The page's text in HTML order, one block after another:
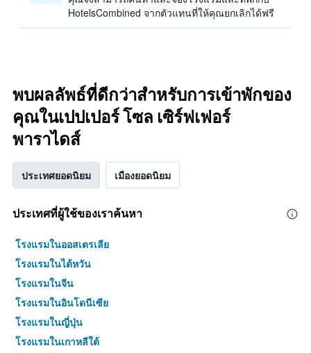
HotelsCombined จากตัวแทนที่ให้คุณยกเลิกได้ฟรี
พบผลลัพธ์ที่ดีกว่าสำหรับการเข้าพักของ
คุณในเปปเปอร์ โซล เซิร์ฟเฟอร์
พาราไดส์
ประเทศยอดนิยม เมืองยอดนิยม
ประเทศที่ผู้ใช้ของเราค้นหา
โรงแรมในออสเตรเลีย
โรงแรมในไต้หวัน
โรงแรมในจีน
โรงแรมในอินโดนีเซีย
โรงแรมในญี่ปุ่น
โรงแรมในเกาหลีใต้